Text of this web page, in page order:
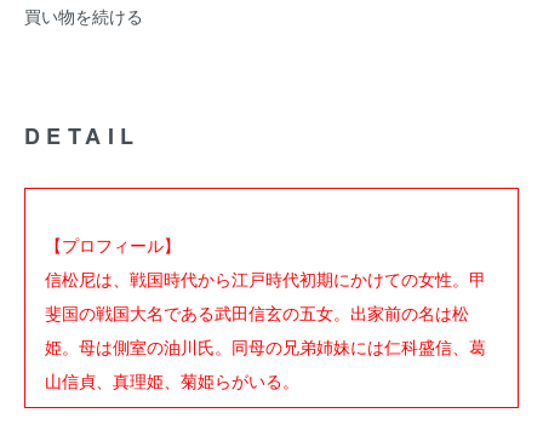
買い物を続ける
DETAIL
【プロフィール】
信松尼は、戦国時代から江戸時代初期にかけての女性。甲
斐国の戦国大名である武田信玄の五女。出家前の名は松
姫。母は側室の油川氏。同母の兄弟姉妹には仁科盛信、葛
山信貞、真理姫、菊姫らがいる。